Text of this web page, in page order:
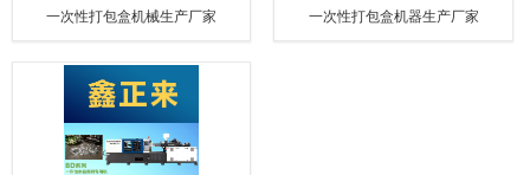
一次性打包盒机械生产厂家 一次性打包盒机器生产厂家